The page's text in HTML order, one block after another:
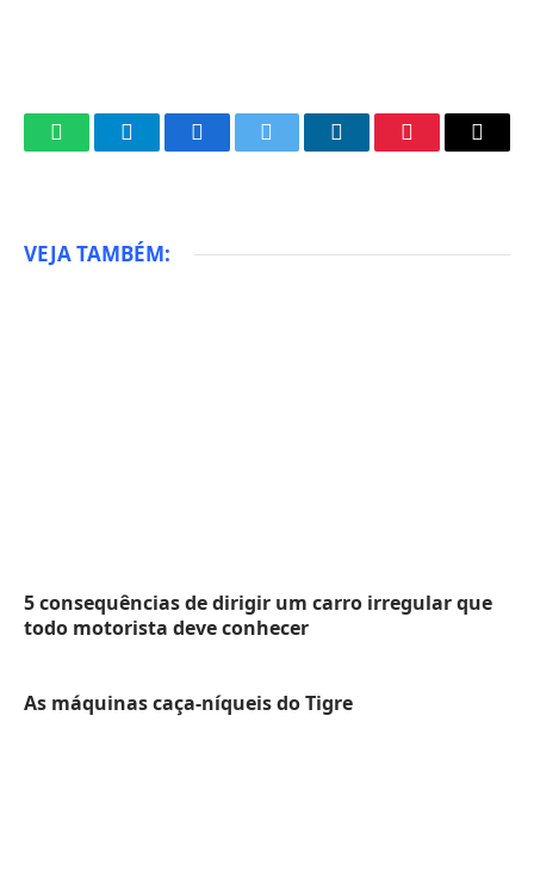
WhatsAppTelegramFacebookTwitter LinkedInPinterestEmail
VEJA TAMBÉM:
5 consequências de dirigir um carro irregular que
todo motorista deve conhecer
As máquinas caça-níqueis do Tigre